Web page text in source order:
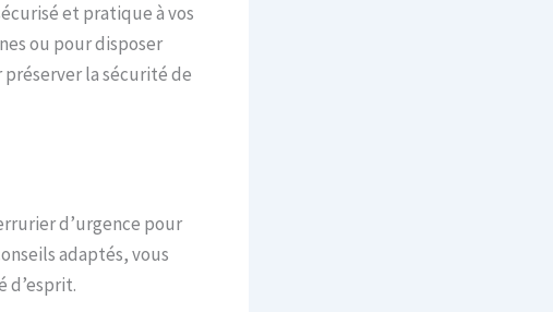
et pratique à vos
ou pour disposer
la sécurité de
d’urgence pour
adaptés, vous
d’esprit.